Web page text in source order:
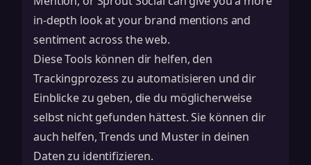
in-depth look at your brand mentions and
sentiment across the web.
Diese Tools können dir helfen, den
Trackingprozess zu automatisieren und dir
Einblicke zu geben, die du möglicherweise
selbst nicht gefunden hättest. Sie können dir
auch helfen, Trends und Muster in deinen
Daten zu identifizieren.